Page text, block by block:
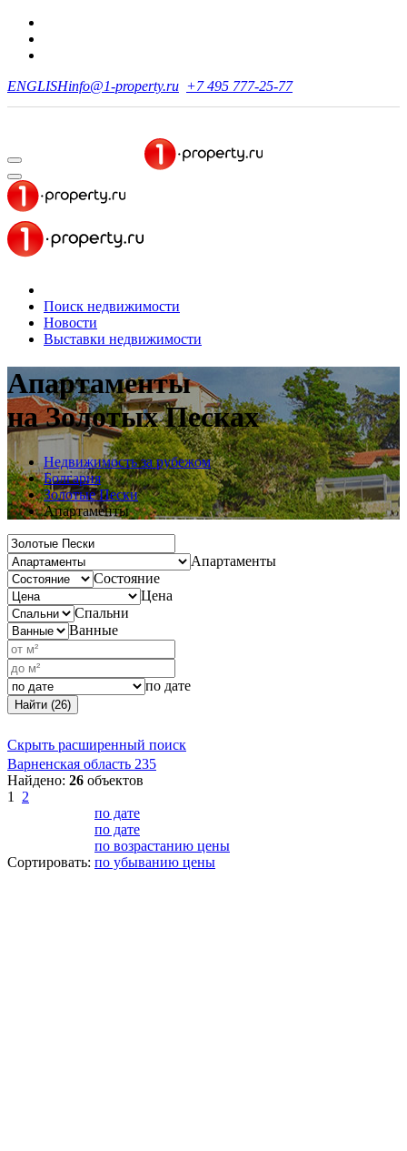
ENGLISHinfo@1-property.ru +7 495 777-25-77
Поиск недвижимости
Новости
Выставки недвижимости
Апартаменты
на Золотых Песках
Недвижимость за рубежом
Болгария
Золотые Пески
Апартаменты
Апартаменты
Состояние
Цена
Спальни
Ванные
по дате
Найти (26)
Скрыть расширенный поиск
Варненская область 235
Найдено: 26 объектов
1
2
Сортировать:
по дате
по дате
по возрастанию цены
по убыванию цены